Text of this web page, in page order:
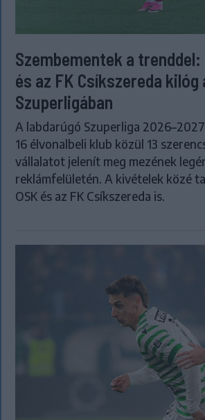
Szembementek a trenddel:
és az FK Csíkszereda kilóg
Szuperligában
A labdarúgó Szuperliga
16 élvonalbeli klub közül 13
vállalatot jelenít meg mezének
reklámfelületén. A kivételek közé
OSK és az FK Csíkszereda is.